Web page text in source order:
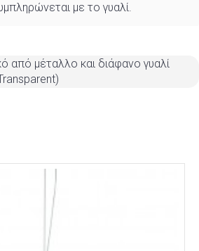
με το γυαλί.
από μέταλλο και διάφανο γυαλί